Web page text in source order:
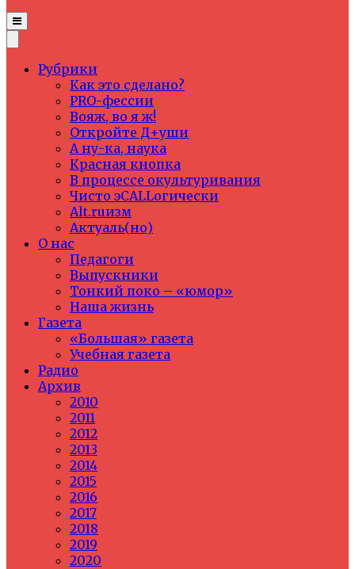
Рубрики
Как это сделано?
PRO-фессии
Вояж, во я ж!
Откройте Д+уши
А ну-ка, наука
Красная кнопка
В процессе окультуривания
Чисто эCALLогически
Alt.ruизм
Актуаль(но)
О нас
Педагоги
Выпускники
Тонкий поко – «юмор»
Наша жизнь
Газета
«Большая» газета
Учебная газета
Радио
Архив
2010
2011
2012
2013
2014
2015
2016
2017
2018
2019
2020